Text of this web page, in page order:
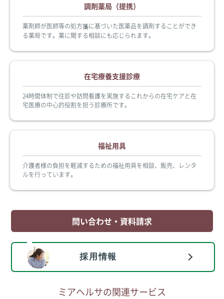
調剤薬局（提携）
薬剤師が医師等の処方箋に基づいた医薬品を調剤することができ
る薬局です。薬に関する相談にも応じられます。
在宅療養支援診療
24時間体制で往診や訪問看護を実施するこれからの在宅ケアと在
宅医療の中心的役割を担う診療所です。
福祉用具
介護者様の負担を軽減するための福祉用具を相談、販売、レンタ
ルを行っています。
問い合わせ・資料請求
採用情報
ミアヘルサの関連サービス